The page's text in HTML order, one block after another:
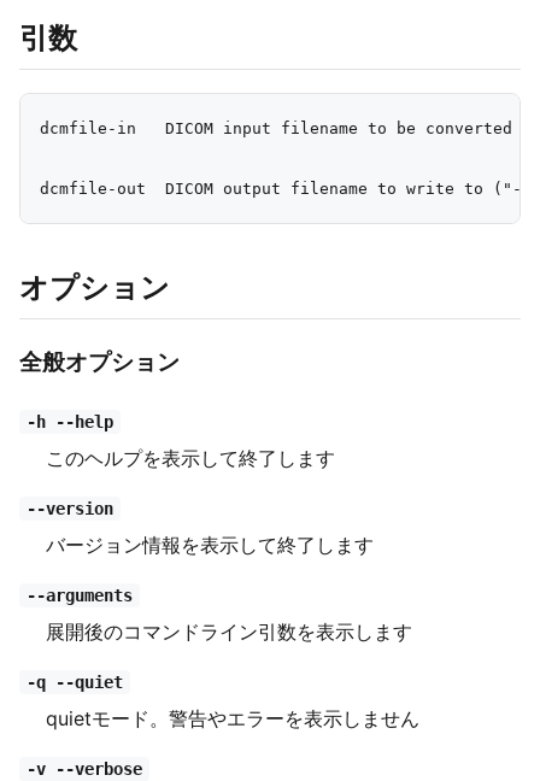
引数
dcmfile-in   DICOM input filename to be
オプション
全般オプション
-h --help
このヘルプを表示して終了します
--version
バージョン情報を表示して終了します
--arguments
展開後のコマンドライン引数を表示します
-q --quiet
quietモード。警告やエラーを表示しません
-v --verbose